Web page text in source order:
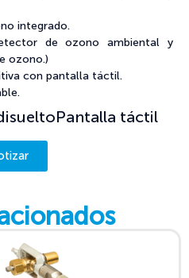
integrado.
de ozono ambiental y
ozono.)
con pantalla táctil.
Pantalla táctil